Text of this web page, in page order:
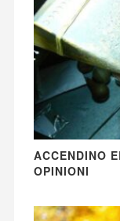
ACCENDINO
OPINIONI